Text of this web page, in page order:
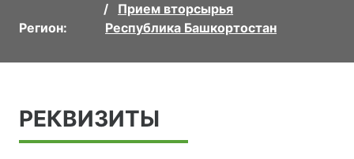
Прием вторсырья
Регион:
Республика Башкортостан
РЕКВИЗИТЫ